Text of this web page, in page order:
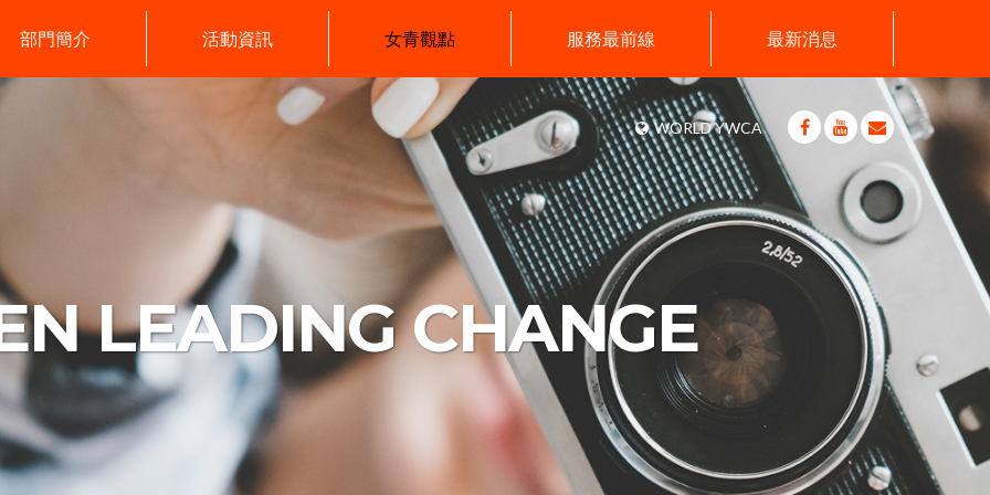
部門簡介 活動資訊 女青觀點 服務最前線 最新消息
WORLD YWCA
LEADING CHANGE